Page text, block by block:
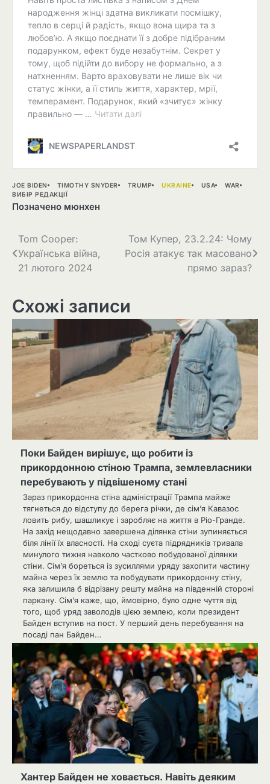
JOE BIDEN TIMOTHY SNYDER TRUMP UKRAINE USA
WAR
ВИБІР РЕДАКЦІЇ
Позначено мюнхен
Навігація
записів
Tom Cooper:
Українська війна,
21 лютого 2024
Том Купер, 23.2.24: Чому
Росія атакує так масовано
прямо зараз?
Схожі записи
Поки Байден вирішує, що робити із
прикордонною стіною Трампа, землевласники
перебувають у підвішеному стані
Зараз прикордонна стіна адміністрації Трампа майже
тягнеться до відступу до берега річки, де сім’я Кавазос
ловить рибу, шашликує і заробляє на життя в Ріо-Гранде.
На захід нещодавно завершена ділянка стіни зупиняється
біля лінії їх власності. На сході суєта підрядників тривала
минулого тижня навколо частково побудованої ділянки
стіни. Сім’я бореться із зусиллями уряду захопити частину
майна через їх землю та побудувати прикордонну стіну,
яка залишила б відрізану решту майна на південній стороні
паркану. Сім’я каже, що, ймовірно, було одне чуття від
того, щоб уряд заволодів цією землею, коли президент
Байден вступив на пост. У перший день перебування на
посаді пан Байден…
Хантер Байден не ховається. Навіть деяким